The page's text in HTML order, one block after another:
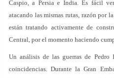
Caspio, a Persia e India. Es fácil
atacando las mismas rutas, razón por
están tratando activamente de
Central, por el momento haciendo
Un análisis de las guerras de Pedro
coincidencias. Durante la Gran